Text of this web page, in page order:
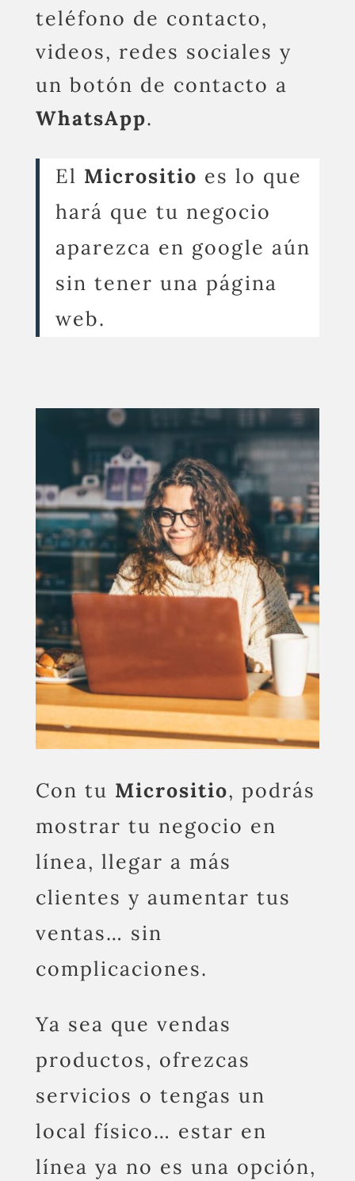
teléfono de contacto,
videos, redes sociales y
un botón de contacto a
WhatsApp.
El Micrositio es lo que
hará que tu negocio
aparezca en google aún
sin tener una página
web.
Con tu Micrositio, podrás
mostrar tu negocio en
línea, llegar a más
clientes y aumentar tus
ventas… sin
complicaciones.
Ya sea que vendas
productos, ofrezcas
servicios o tengas un
local físico… estar en
línea ya no es una opción,